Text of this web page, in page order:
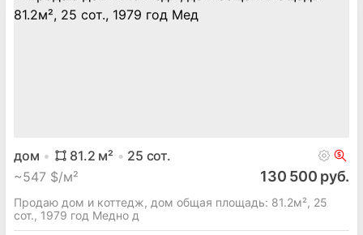
дом 81.2 м² 25 сот.
~547 $/м² 130 500 руб.
Продаю дом и коттедж, дом общая площадь: 81.2м², 25
сот., 1979 год Медно д